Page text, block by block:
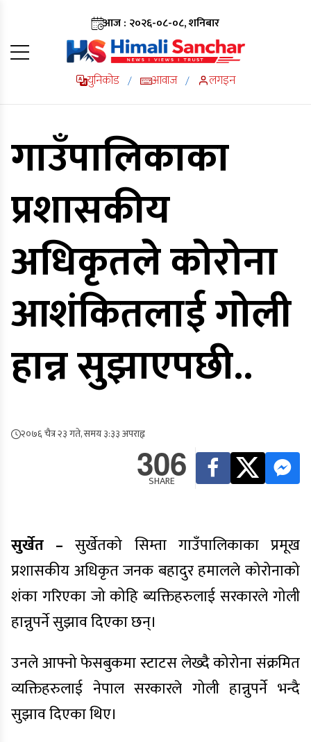
आज : २०२६-०८-०८, शनिबार
युनिकोड / आवाज / लगइन
गाउँपालिकाका
प्रशासकीय
अधिकृतले कोरोना
आशंकितलाई गोली
हान्न सुझाएपछी..
२०७६ चैत्र २३ गते, समय ३:३३ अपराह्न
306
SHARE
सुर्खेत – सुर्खेतको सिम्ता गाउँपालिकाका प्रमूख
प्रशासकीय अधिकृत जनक बहादुर हमालले कोरोनाको
शंका गरिएका जो कोहि ब्यक्तिहरुलाई सरकारले गोली
हान्नुपर्ने सुझाव दिएका छन्।
उनले आफ्नो फेसबुकमा स्टाटस लेख्दै कोरोना संक्रमित
व्यक्तिहरुलाई नेपाल सरकारले गोली हान्नुपर्ने भन्दै
सुझाव दिएका थिए।